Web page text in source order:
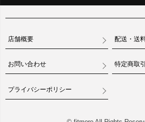
店舗概要 配送・送
お問い合わせ 特定商取
プライバシーポリシー